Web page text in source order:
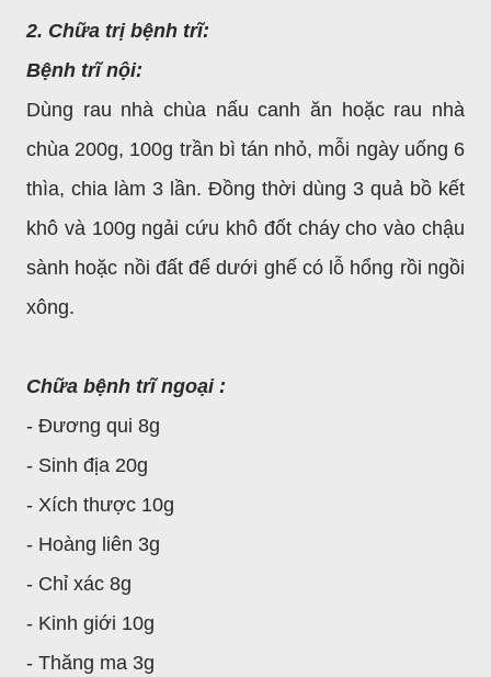
2. Chữa trị bệnh trĩ:
Bệnh trĩ nội:
Dùng rau nhà chùa nấu canh ăn hoặc rau nhà
chùa 200g, 100g trần bì tán nhỏ, mỗi ngày uống 6
thìa, chia làm 3 lần. Đồng thời dùng 3 quả bồ kết
khô và 100g ngải cứu khô đốt cháy cho vào chậu
sành hoặc nồi đất để dưới ghế có lỗ hổng rồi ngồi
xông.
Chữa bệnh trĩ ngoại :
- Đương qui 8g
- Sinh địa 20g
- Xích thược 10g
- Hoàng liên 3g
- Chỉ xác 8g
- Kinh giới 10g
- Thăng ma 3g